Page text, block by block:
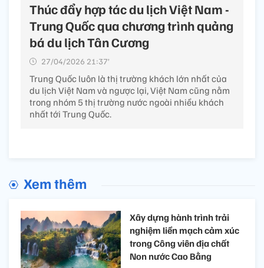
Thúc đẩy hợp tác du lịch Việt Nam -
Trung Quốc qua chương trình quảng
bá du lịch Tân Cương
27/04/2026 21:37’
Trung Quốc luôn là thị trường khách lớn nhất của
du lịch Việt Nam và ngược lại, Việt Nam cũng nằm
trong nhóm 5 thị trường nước ngoài nhiều khách
nhất tới Trung Quốc.
Xem thêm
Xây dựng hành trình trải
nghiệm liền mạch cảm xúc
trong Công viên địa chất
Non nước Cao Bằng